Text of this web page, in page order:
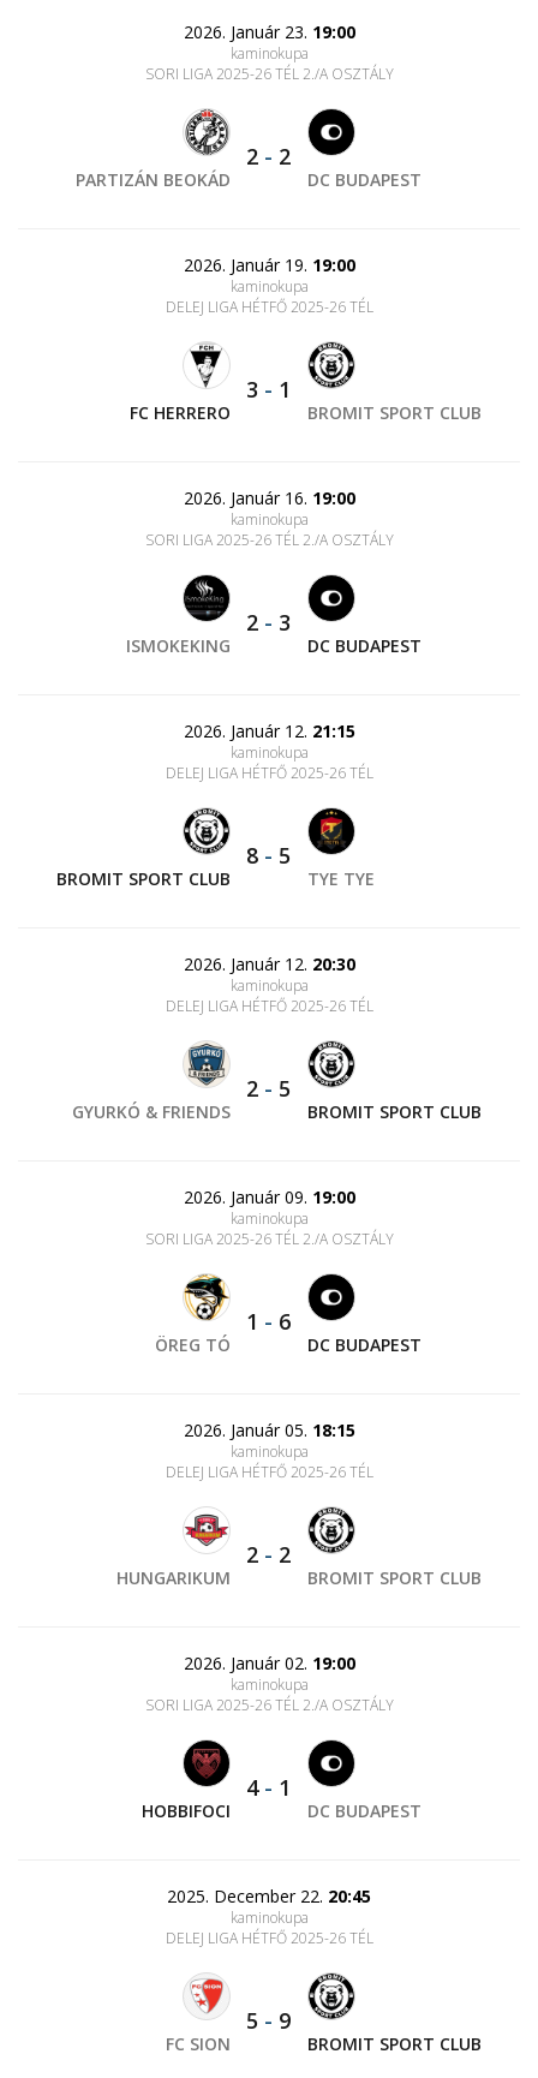
2026. Január 23. 19:00
kaminokupa
SORI LIGA 2025-26 TÉL 2./A OSZTÁLY
PARTIZÁN BEOKÁD
2 - 2
DC BUDAPEST
2026. Január 19. 19:00
kaminokupa
DELEJ LIGA HÉTFŐ 2025-26 TÉL
FC HERRERO
3 - 1
BROMIT SPORT CLUB
2026. Január 16. 19:00
kaminokupa
SORI LIGA 2025-26 TÉL 2./A OSZTÁLY
ISMOKEKING
2 - 3
DC BUDAPEST
2026. Január 12. 21:15
kaminokupa
DELEJ LIGA HÉTFŐ 2025-26 TÉL
BROMIT SPORT CLUB
8 - 5
TYE TYE
2026. Január 12. 20:30
kaminokupa
DELEJ LIGA HÉTFŐ 2025-26 TÉL
GYURKÓ & FRIENDS
2 - 5
BROMIT SPORT CLUB
2026. Január 09. 19:00
kaminokupa
SORI LIGA 2025-26 TÉL 2./A OSZTÁLY
ÖREG TÓ
1 - 6
DC BUDAPEST
2026. Január 05. 18:15
kaminokupa
DELEJ LIGA HÉTFŐ 2025-26 TÉL
HUNGARIKUM
2 - 2
BROMIT SPORT CLUB
2026. Január 02. 19:00
kaminokupa
SORI LIGA 2025-26 TÉL 2./A OSZTÁLY
HOBBIFOCI
4- 1
DC BUDAPEST
2025. December 22. 20:45
kaminokupa
DELEJ LIGA HÉTFŐ 2025-26 TÉL
FC SION
5 - 9
BROMIT SPORT CLUB